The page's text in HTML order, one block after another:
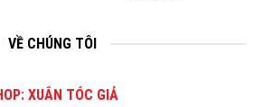
VỀ CHÚNG TÔI
XUÂN TÓC GIẢ